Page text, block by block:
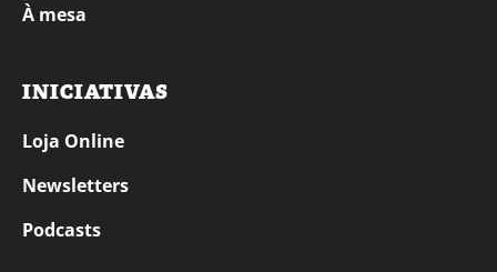
À mesa
INICIATIVAS
Loja Online
Newsletters
Podcasts